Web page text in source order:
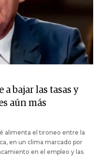
a bajar las tasas y
aún más
alimenta el tironeo entre la
en un clima marcado por
en el empleo y las